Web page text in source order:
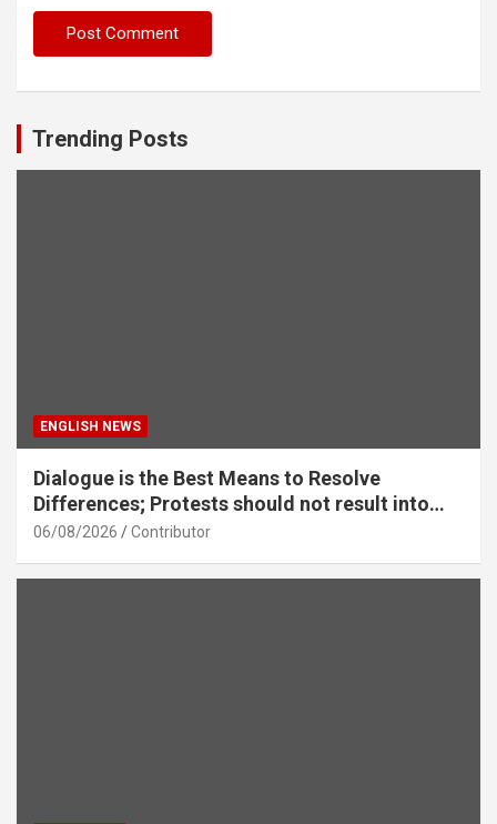
Trending Posts
ENGLISH NEWS
Dialogue is the Best Means to Resolve
Differences; Protests should not result into
division – Sarsanghchalak Dr. Mohan
06/08/2026 Contributor